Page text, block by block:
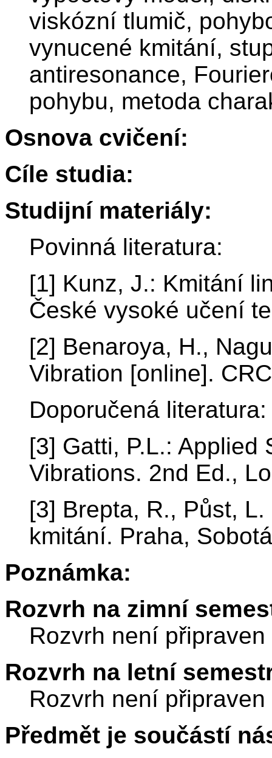
viskózní tlumič,
vynucené kmitání,
antiresonance,
pohybu, metoda
Osnova cvičení:
Cíle studia:
Studijní materiály:
Povinná literatura:
[1] Kunz, J.: Kmitání
České vysoké učení
[2] Benaroya, H.,
Vibration [online].
Doporučená literatura:
[3] Gatti, P.L.: Applied
Vibrations. 2nd Ed.,
[3] Brepta, R., Půst,
kmitání. Praha,
Poznámka:
Rozvrh na zimní
Rozvrh není připraven
Rozvrh na letní
Rozvrh není připraven
Předmět je součástí